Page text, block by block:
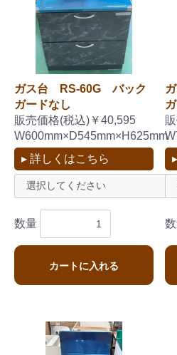
ガス台 RS-60G バック
ガードなし
販売価格(税込)￥40,595
W600mm×D545mm×H625mm
▸ 詳しくはこちら
数量
カートに入れる